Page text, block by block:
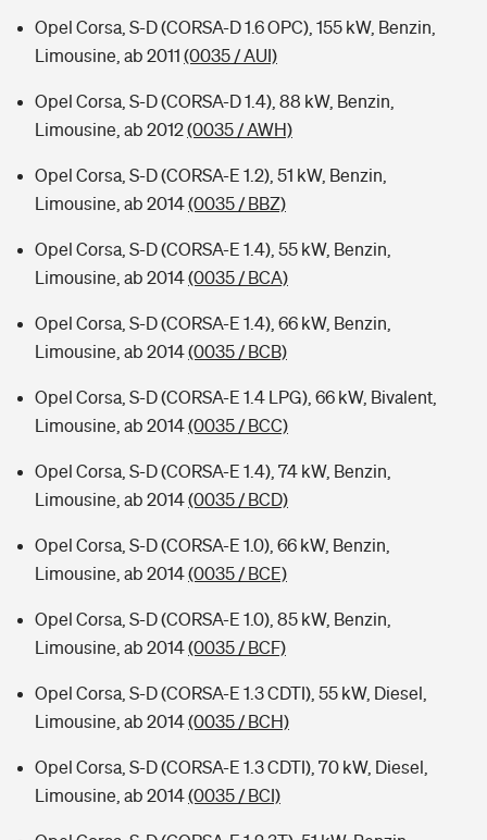
Opel Corsa, S-D (CORSA-D 1.6 OPC), 155 kW, Benzin,
Limousine, ab 2011 (0035 / AUI)
Opel Corsa, S-D (CORSA-D 1.4), 88 kW, Benzin,
Limousine, ab 2012(0035 / AWH)
Opel Corsa, S-D (CORSA-E 1.2), 51 kW, Benzin,
Limousine, ab 2014(0035 / BBZ)
Opel Corsa, S-D (CORSA-E 1.4), 55 kW, Benzin,
Limousine, ab 2014(0035 / BCA)
Opel Corsa, S-D (CORSA-E 1.4), 66 kW, Benzin,
Limousine, ab 2014(0035 / BCB)
Opel Corsa, S-D (CORSA-E 1.4 LPG), 66 kW, Bivalent,
Limousine, ab 2014(0035 / BCC)
Opel Corsa, S-D (CORSA-E 1.4), 74 kW, Benzin,
Limousine, ab 2014(0035 / BCD)
Opel Corsa, S-D (CORSA-E 1.0), 66 kW, Benzin,
Limousine, ab 2014(0035 / BCE)
Opel Corsa, S-D (CORSA-E 1.0), 85 kW, Benzin,
Limousine, ab 2014(0035 / BCF)
Opel Corsa, S-D (CORSA-E 1.3 CDTI), 55 kW, Diesel,
Limousine, ab 2014(0035 / BCH)
Opel Corsa, S-D (CORSA-E 1.3 CDTI), 70 kW, Diesel,
Limousine, ab 2014(0035 / BCI)